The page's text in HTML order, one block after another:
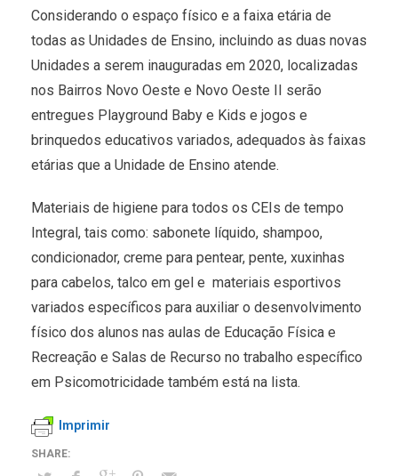
Considerando o espaço físico e a faixa etária de
todas as Unidades de Ensino, incluindo as duas novas
Unidades a serem inauguradas em 2020, localizadas
nos Bairros Novo Oeste e Novo Oeste II serão
entregues Playground Baby e Kids e jogos e
brinquedos educativos variados, adequados às faixas
etárias que a Unidade de Ensino atende.
Materiais de higiene para todos os CEIs de tempo
Integral, tais como: sabonete líquido, shampoo,
condicionador, creme para pentear, pente, xuxinhas
para cabelos, talco em gel e materiais esportivos
variados específicos para auxiliar o desenvolvimento
físico dos alunos nas aulas de Educação Física e
Recreação e Salas de Recurso no trabalho específico
em Psicomotricidade também está na lista.
Imprimir